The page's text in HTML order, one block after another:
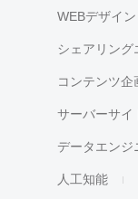
WEBデザイン
シェアリング
コンテンツ企
サーバーサイ
データエンジ
人工知能